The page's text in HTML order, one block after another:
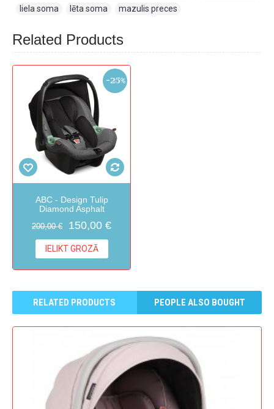
liela soma lēta soma mazulis preces
Related Products
-25%
ABC - Design Tulip
Diamond Asphalt
200,00 € 150,00 €
IELIKT GROZĀ
RELATED PRODUCTS PEOPLE ALSO BOUGHT